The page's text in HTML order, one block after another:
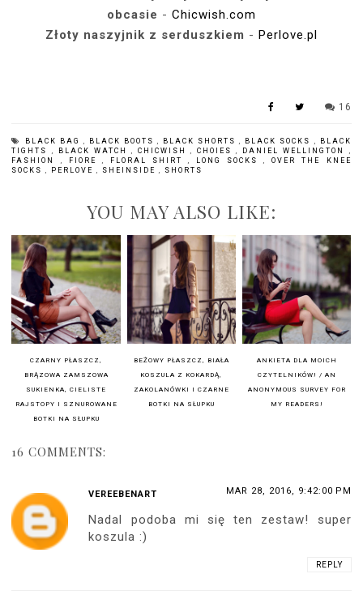
obcasie - Chicwish.com
Złoty naszyjnik z serduszkiem - Perlove.pl
16
BLACK BAG , BLACK BOOTS , BLACK SHORTS, BLACK SOCKS ,
BLACK
TIGHTS , BLACK WATCH , CHICWISH,CHOIES, DANIEL WELLINGTON ,
FASHION , FIORE , FLORAL SHIRT, LONG SOCKS,OVER THE KNEE
SOCKS, PERLOVE, SHEINSIDE, SHORTS
YOU MAY ALSO LIKE:
CZARNY PŁASZCZ,
BRĄZOWA ZAMSZOWA
SUKIENKA, CIELISTE
RAJSTOPY I SZNUROWANE
BOTKI NA SŁUPKU
BEŻOWY PŁASZCZ, BIAŁA
KOSZULA Z KOKARDĄ,
ZAKOLANÓWKI I CZARNE
BOTKI NA SŁUPKU
ANKIETA DLA MOICH
CZYTELNIKÓW! / AN
ANONYMOUS SURVEY FOR
MY READERS!
16 COMMENTS:
VEREEBENART MAR 28, 2016, 9:42:00 PM
Nadal podoba mi się ten zestaw! super
koszula :)
REPLY